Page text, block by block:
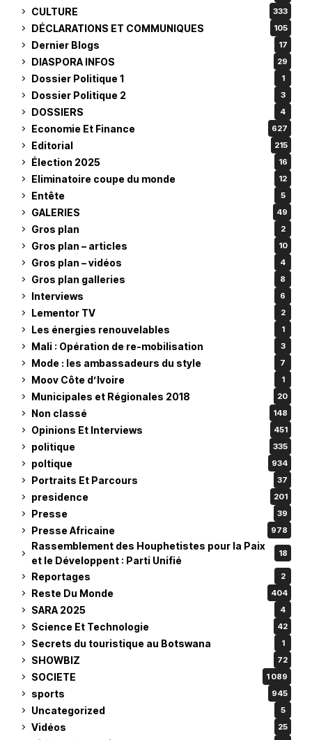
CULTURE
333
DÉCLARATIONS ET COMMUNIQUES 105
Dernier Blogs 17
DIASPORA INFOS 29
Dossier Politique 1 1
Dossier Politique 2 3
DOSSIERS 4
Economie Et Finance 627
Editorial 215
Élection 2025 16
Eliminatoire coupe du monde 12
Entête 5
GALERIES 49
Gros plan 2
Gros plan – articles 10
Gros plan – vidéos 4
Gros plan galleries 8
Interviews 6
Lementor TV 2
Les énergies renouvelables 1
Mali : Opération de re-mobilisation 3
Mode : les ambassadeurs du style 7
Moov Côte d’Ivoire 1
Municipales et Régionales 2018 20
Non classé 148
Opinions Et Interviews 451
politique 335
poltique 934
Portraits Et Parcours 37
presidence 201
Presse 39
Presse Africaine 978
Rassemblement des Houphetistes pour la Paix
et le Développent : Parti Unifié
18
Reportages 2
Reste Du Monde 404
SARA 2025 4
Science Et Technologie 42
Secrets du touristique au Botswana 1
SHOWBIZ 72
SOCIETE 1 089
sports 945
Uncategorized 5
Vidéos 25